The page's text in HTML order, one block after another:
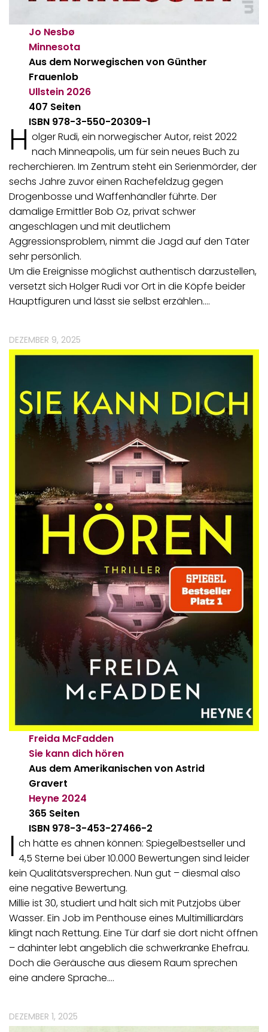
Jo Nesbø
Minnesota
Aus dem Norwegischen von Günther
Frauenlob
Ullstein 2026
407 Seiten
ISBN 978-3-550-20309-1
H olger Rudi, ein norwegischer Autor, reist 2022
nach Minneapolis, um für sein neues Buch zu
recherchieren. Im Zentrum steht ein Serienmörder, der
sechs Jahre zuvor einen Rachefeldzug gegen
Drogenbosse und Waffenhändler führte. Der
damalige Ermittler Bob Oz, privat schwer
angeschlagen und mit deutlichem
Aggressionsproblem, nimmt die Jagd auf den Täter
sehr persönlich.
Um die Ereignisse möglichst authentisch darzustellen,
versetzt sich Holger Rudi vor Ort in die Köpfe beider
Hauptfiguren und lässt sie selbst erzählen.…
DEZEMBER 9, 2025
Freida McFadden
Sie kann dich hören
Aus dem Amerikanischen von Astrid
Gravert
Heyne 2024
365 Seiten
ISBN 978-3-453-27466-2
I ch hätte es ahnen können: Spiegelbestseller und
4,5 Sterne bei über 10.000 Bewertungen sind leider
kein Qualitätsversprechen. Nun gut – diesmal also
eine negative Bewertung.
Millie ist 30, studiert und hält sich mit Putzjobs über
Wasser. Ein Job im Penthouse eines Multimilliardärs
klingt nach Rettung. Eine Tür darf sie dort nicht öffnen
– dahinter lebt angeblich die schwerkranke Ehefrau.
Doch die Geräusche aus diesem Raum sprechen
eine andere Sprache.…
DEZEMBER 1, 2025